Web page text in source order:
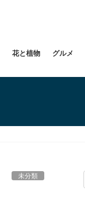
花と植物 グルメ
未分類